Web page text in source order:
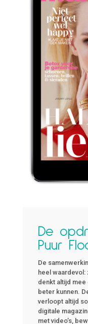
De
Puur
De
heel
denkt altijd
beter kunnen.
verloopt altijd
digitale
met video’s,